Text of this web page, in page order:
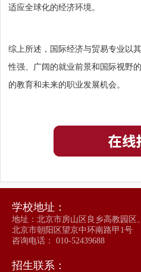
适应全球化的经济环境。
综上所述，国际经济与贸易专业以
性强、广阔的就业前景和国际视野
的教育和未来的职业发展机会。
学校地址：
地址：北京市房山区良乡高教园区、
北京市朝阳区望京中环南路甲1号
咨询电话： 010-52439688
招生联系：